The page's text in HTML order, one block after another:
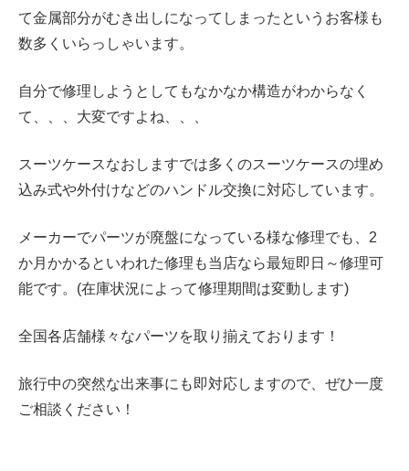
て金属部分がむき出しになってしまったというお客様も
数多くいらっしゃいます。
自分で修理しようとしてもなかなか構造がわからなく
て、、、大変ですよね、、、
スーツケースなおしますでは多くのスーツケースの埋め
込み式や外付けなどのハンドル交換に対応しています。
メーカーでパーツが廃盤になっている様な修理でも、2
か月かかるといわれた修理も当店なら最短即日～修理可
能です。(在庫状況によって修理期間は変動します)
全国各店舗様々なパーツを取り揃えております！
旅行中の突然な出来事にも即対応しますので、ぜひ一度
ご相談ください！